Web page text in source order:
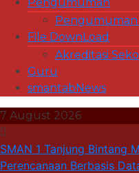
File DownLoad
Akreditasi
Guru
smantabNews
7 August 2026
SMAN 1 Tanjung Bintang
Perencanaan Berbasis